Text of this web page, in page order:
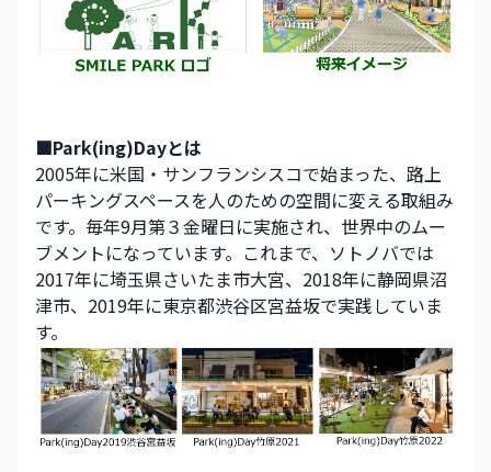
■Park(ing)Dayとは
2005年に米国・サンフランシスコで始まった、路上
パーキングスペースを人のための空間に変える取組み
です。毎年9月第３金曜日に実施され、世界中のムー
ブメントになっています。これまで、ソトノバでは
2017年に埼玉県さいたま市大宮、2018年に静岡県沼
津市、2019年に東京都渋谷区宮益坂で実践していま
す。